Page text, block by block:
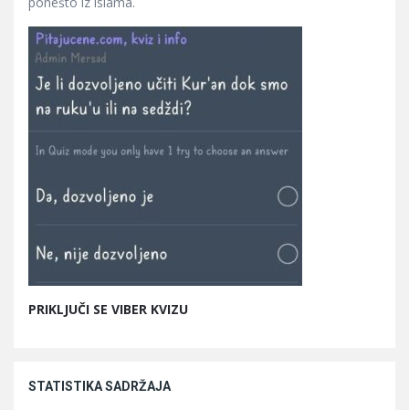
PRIKLJUČI SE VIBER KVIZU
STATISTIKA SADRŽAJA